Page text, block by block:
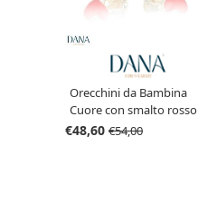
Orecchini da Bambina
Cuore con smalto rosso
in oro 9 kt
€48,60 €54,00